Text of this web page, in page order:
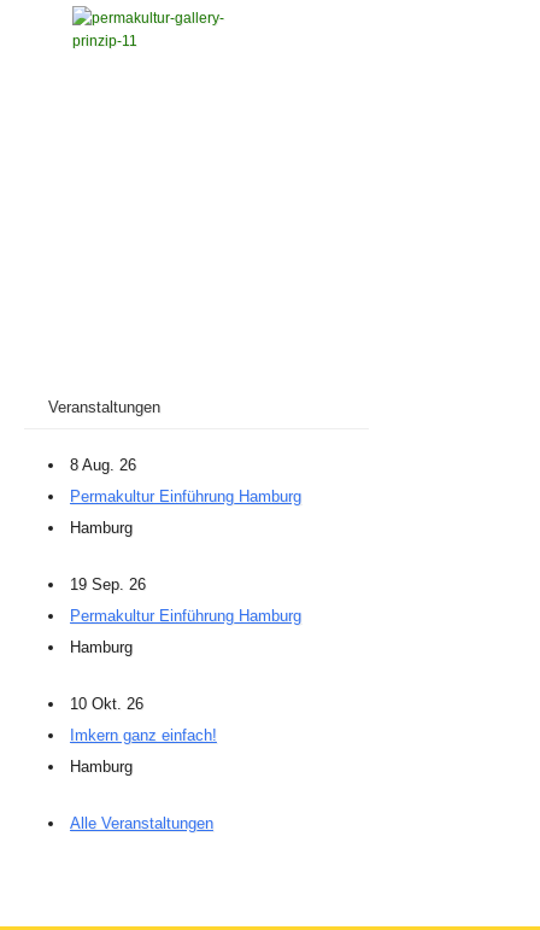
Veranstaltungen
8 Aug. 26
Permakultur Einführung Hamburg
Hamburg
19 Sep. 26
Permakultur Einführung Hamburg
Hamburg
10 Okt. 26
Imkern ganz einfach!
Hamburg
Alle Veranstaltungen